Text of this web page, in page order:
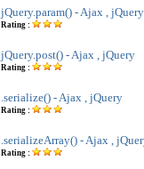
jQuery.param() - Ajax , jQuery
Rating :
jQuery.post() - Ajax , jQuery
Rating :
.serialize() - Ajax , jQuery
Rating :
.serializeArray() - Ajax ,
Rating :